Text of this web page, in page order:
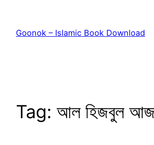
content
Goonok – Islamic Book Download
Tag: আল হিজবুল